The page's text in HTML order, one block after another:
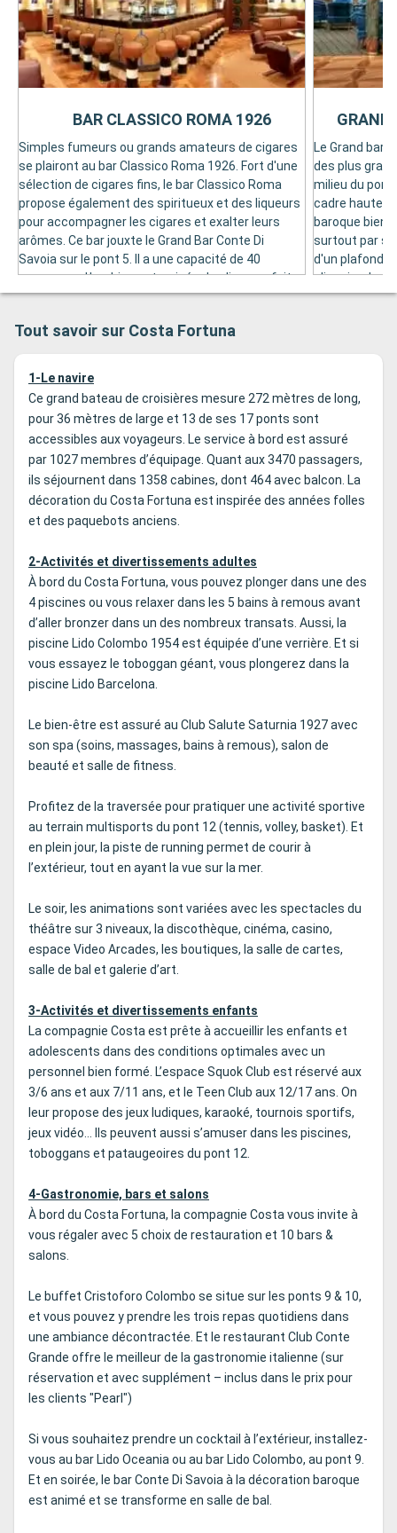
Simples fumeurs ou grands amateurs de cigares
se plairont au bar Classico Roma 1926. Fort d'une
sélection de cigares fins, le bar Classico Roma
propose également des spiritueux et des liqueurs
pour accompagner les cigares et exalter leurs
arômes. Ce bar jouxte le Grand Bar Conte Di
Savoia sur le pont 5. Il a une capacité de 40
personnes. L'ambiance tamisée des lieux en fait
un endroit agréable pour passer la soirée ou juste
décor sobre des lieux est rehaussé d'une
médaille à l'effigie d'une figure romaine.
BAR CLASSICO ROMA 1926
Le Grand bar
des plus
milieu du pont
cadre
baroque bien
surtout par
d'un plafond
s'inspire de
Rome. Si
salle de bal.
GRAND
Tout savoir sur Costa Fortuna
1-Le navire
Ce grand bateau de croisières mesure 272 mètres de long,
pour 36 mètres de large et 13 de ses 17 ponts sont
accessibles aux voyageurs. Le service à bord est assuré
par 1027 membres d’équipage. Quant aux 3470 passagers,
ils séjournent dans 1358 cabines, dont 464 avec balcon. La
décoration du Costa Fortuna est inspirée des années folles
et des paquebots anciens.
2-Activités et divertissements adultes
À bord du Costa Fortuna, vous pouvez plonger dans une des
4 piscines ou vous relaxer dans les 5 bains à remous avant
d’aller bronzer dans un des nombreux transats. Aussi, la
piscine Lido Colombo 1954 est équipée d’une verrière. Et si
vous essayez le toboggan géant, vous plongerez dans la
piscine Lido Barcelona.
Le bien-être est assuré au Club Salute Saturnia 1927 avec
son spa (soins, massages, bains à remous), salon de
beauté et salle de fitness.
Profitez de la traversée pour pratiquer une activité sportive
au terrain multisports du pont 12 (tennis, volley, basket). Et
en plein jour, la piste de running permet de courir à
l’extérieur, tout en ayant la vue sur la mer.
Le soir, les animations sont variées avec les spectacles du
théâtre sur 3 niveaux, la discothèque, cinéma, casino,
espace Video Arcades, les boutiques, la salle de cartes,
salle de bal et galerie d’art.
3-Activités et divertissements enfants
La compagnie Costa est prête à accueillir les enfants et
adolescents dans des conditions optimales avec un
personnel bien formé. L’espace Squok Club est réservé aux
3/6 ans et aux 7/11 ans, et le Teen Club aux 12/17 ans. On
leur propose des jeux ludiques, karaoké, tournois sportifs,
jeux vidéo… Ils peuvent aussi s’amuser dans les piscines,
toboggans et pataugeoires du pont 12.
4-Gastronomie, bars et salons
À bord du Costa Fortuna, la compagnie Costa vous invite à
vous régaler avec 5 choix de restauration et 10 bars &
salons.
Le buffet Cristoforo Colombo se situe sur les ponts 9 & 10,
et vous pouvez y prendre les trois repas quotidiens dans
une ambiance décontractée. Et le restaurant Club Conte
Grande offre le meilleur de la gastronomie italienne (sur
réservation et avec supplément – inclus dans le prix pour
les clients "Pearl")
Si vous souhaitez prendre un cocktail à l’extérieur, installez-
vous au bar Lido Oceania ou au bar Lido Colombo, au pont 9.
Et en soirée, le bar Conte Di Savoia à la décoration baroque
est animé et se transforme en salle de bal.